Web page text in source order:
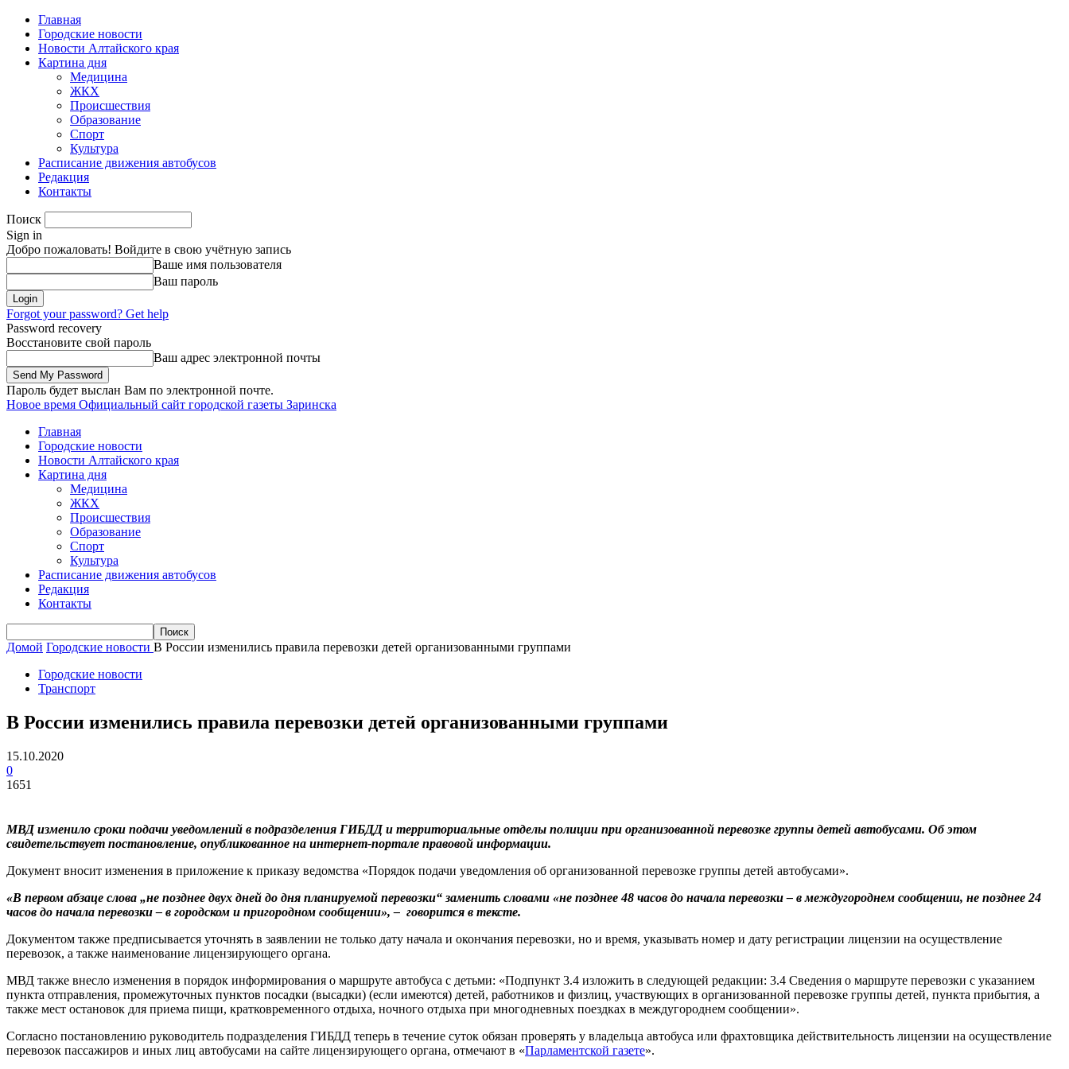
Главная
Городские новости
Новости Алтайского края
Картина дня
Медицина
ЖКХ
Происшествия
Образование
Спорт
Культура
Расписание движения автобусов
Редакция
Контакты
Поиск
Sign in
Добро пожаловать! Войдите в свою учётную запись
Ваше имя пользователя
Ваш пароль
Forgot your password? Get help
Password recovery
Восстановите свой пароль
Ваш адрес электронной почты
Пароль будет выслан Вам по электронной почте.
Новое время Официальный сайт городской газеты Заринска
Главная
Городские новости
Новости Алтайского края
Картина дня
Медицина
ЖКХ
Происшествия
Образование
Спорт
Культура
Расписание движения автобусов
Редакция
Контакты
Домой Городские новости В России изменились правила перевозки детей организованными группами
Городские новости
Транспорт
В России изменились правила перевозки детей организованными группами
15.10.2020
0
1651
МВД изменило сроки подачи уведомлений в подразделения ГИБДД и территориальные отделы полиции при организованной перевозке группы детей автобусами. Об этом
свидетельствует постановление, опубликованное на интернет-портале правовой информации.
Документ вносит изменения в приложение к приказу ведомства «Порядок подачи уведомления об организованной перевозке группы детей автобусами».
«В первом абзаце слова „не позднее двух дней до дня планируемой перевозки“ заменить словами «не позднее 48 часов до начала перевозки – в междугороднем сообщении, не позднее 24
часов до начала перевозки – в городском и пригородном сообщении», – говорится в тексте.
Документом также предписывается уточнять в заявлении не только дату начала и окончания перевозки, но и время, указывать номер и дату регистрации лицензии на осуществление
перевозок, а также наименование лицензирующего органа.
МВД также внесло изменения в порядок информирования о маршруте автобуса с детьми: «Подпункт 3.4 изложить в следующей редакции: 3.4 Сведения о маршруте перевозки с указанием
пункта отправления, промежуточных пунктов посадки (высадки) (если имеются) детей, работников и физлиц, участвующих в организованной перевозке группы детей, пункта прибытия, а
также мест остановок для приема пищи, кратковременного отдыха, ночного отдыха при многодневных поездках в междугороднем сообщении».
Согласно постановлению руководитель подразделения ГИБДД теперь в течение суток обязан проверять у владельца автобуса или фрахтовщика действительность лицензии на осуществление
перевозок пассажиров и иных лиц автобусами на сайте лицензирующего органа, отмечают в «Парламентской газете».